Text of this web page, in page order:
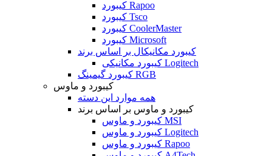
کیبورد Rapoo
کیبورد Tsco
کیبورد CoolerMaster
کیبورد Microsoft
کیبورد مکانیکال بر اساس برند
کیبورد مکانیکی Logitech
کیبورد گیمینگ RGB
کیبورد و ماوس
همه موارد این دسته
کیبورد و ماوس بر اساس برند
کیبورد و ماوس MSI
کیبورد و ماوس Logitech
کیبورد و ماوس Rapoo